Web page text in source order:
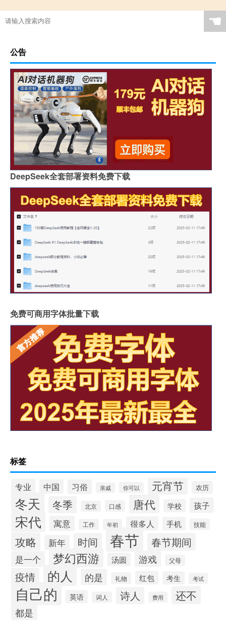
☚
公告
DeepSeek全套部署资料免费下载
免费可商用字体批量下载
标签
专业 中国 习俗 亲戚 你可以 元宵节 农历
冬天 冬季 北京 口感 唐代 学校 孩子
宋代 寓意 工作 年初 很多人 手机 技能
攻略 新年 时间 春节 春节期间
是一个 梦幻西游 汤圆 游戏 父母
疫情 的人 的是 礼物 红包 考生 考试
自己的 英语 词人 诗人 费用 还不
都是